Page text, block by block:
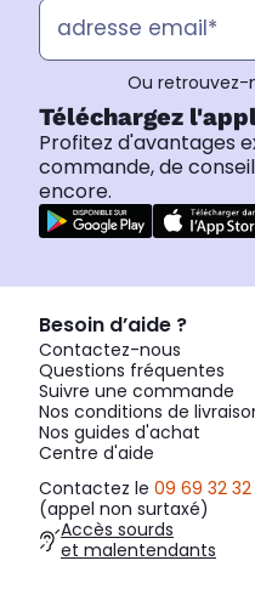
Ou retrouvez-
Téléchargez
Profitez d'avantages
commande, de
encore.
Besoin d’aide ?
Contactez-nous
Questions fréquentes
Suivre une commande
Nos conditions de
Nos guides d'achat
Centre d'aide
Contactez le 09 69 32 32
(appel non surtaxé)
Accès sourds
et malentendants